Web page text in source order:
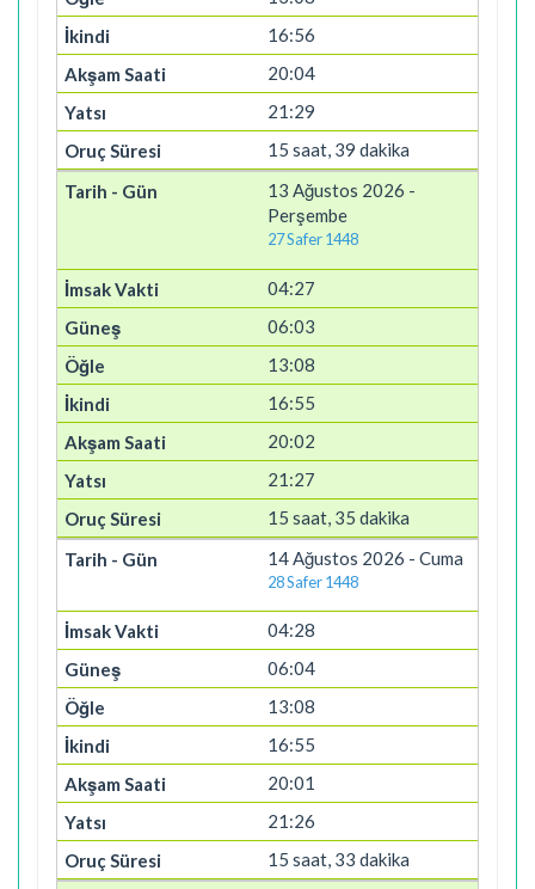
16:56
20:04
21:29
15 saat, 39 dakika
13 Ağustos 2026 -
Perşembe
27 Safer 1448
04:27
06:03
13:08
16:55
20:02
21:27
15 saat, 35 dakika
14 Ağustos 2026 - Cuma
28 Safer 1448
04:28
06:04
13:08
16:55
20:01
21:26
15 saat, 33 dakika